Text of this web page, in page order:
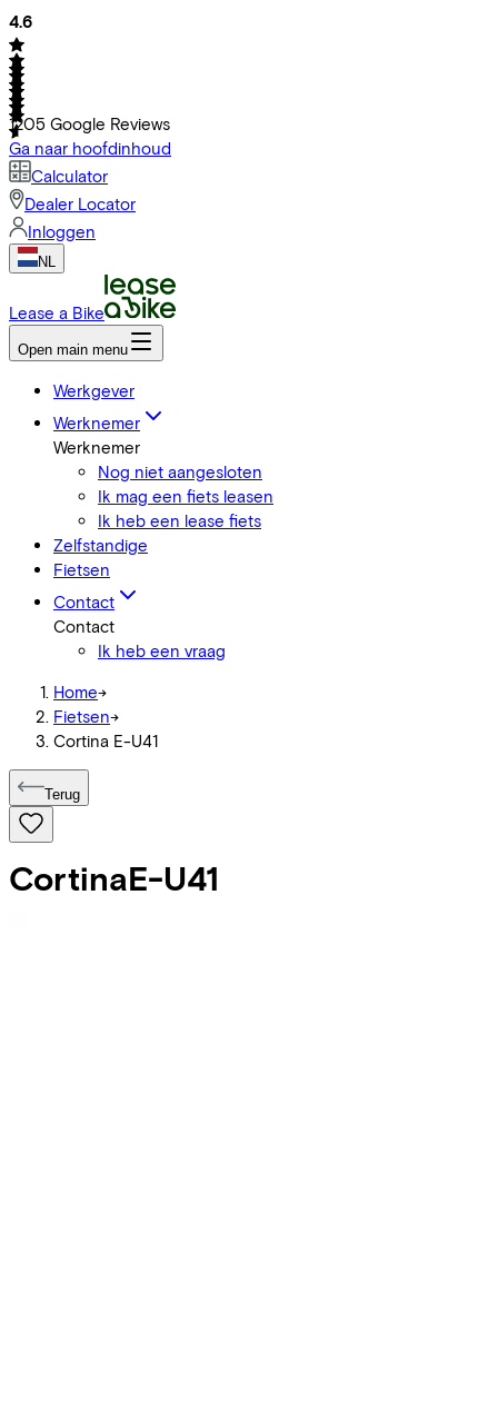
4.6
1205 Google Reviews
Ga naar hoofdinhoud
Calculator
Dealer Locator
Inloggen
NL
Lease a Bike
Open main menu
Werkgever
Werknemer
Werknemer
Nog niet aangesloten
Ik mag een fiets leasen
Ik heb een lease fiets
Zelfstandige
Fietsen
Contact
Contact
Ik heb een vraag
Home->
Fietsen->
Cortina E-U41
Terug
CortinaE-U41